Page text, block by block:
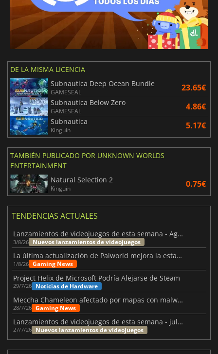
DE LA MISMA LICENCIA
Subnautica Deep Ocean Bundle
GAMESEAL 23.65€
Subnautica Below Zero
GAMESEAL 4.86€
Subnautica
Kinguin 5.17€
TAMBIÉN PUBLICADO POR UNKNOWN WORLDS
ENTERTAINMENT
Natural Selection 2
Kinguin 0.75€
TENDENCIAS ACTUALES
Lanzamientos de videojuegos de esta semana - Agosto de 2026 (semana 32)
3/8/26 Nuevos lanzamientos de videojuegos
La última actualización de Palworld mejora la estabilidad
1/8/26 Gaming News
Project Helix de Microsoft Podría Alejarse de Steam
29/7/26 Noticias de Hardware
Meccha Chameleon afectado por mapas con malware y Discord
28/7/26 Gaming News
Lanzamientos de videojuegos de esta semana - julio 2026 (semana 31)
27/7/26 Nuevos lanzamientos de videojuegos